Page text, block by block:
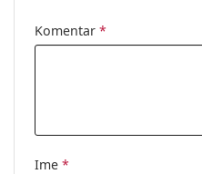
Marka:
Persol
recept:
Ne
Komentar *
Ime *